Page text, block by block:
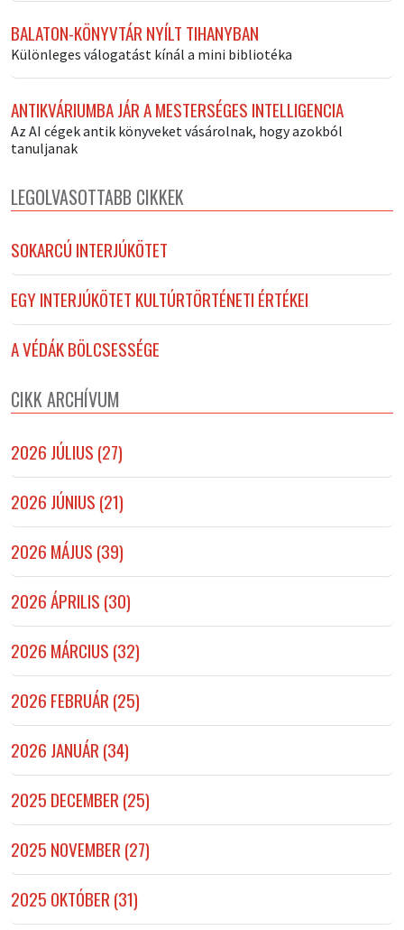
BALATON-KÖNYVTÁR NYÍLT TIHANYBAN
Különleges válogatást kínál a mini bibliotéka
ANTIKVÁRIUMBA JÁR A MESTERSÉGES INTELLIGENCIA
Az AI cégek antik könyveket vásárolnak, hogy azokból
tanuljanak
LEGOLVASOTTABB CIKKEK
SOKARCÚ INTERJÚKÖTET
EGY INTERJÚKÖTET KULTÚRTÖRTÉNETI ÉRTÉKEI
A VÉDÁK BÖLCSESSÉGE
CIKK ARCHÍVUM
2026 JÚLIUS (27)
2026 JÚNIUS (21)
2026 MÁJUS (39)
2026 ÁPRILIS (30)
2026 MÁRCIUS (32)
2026 FEBRUÁR (25)
2026 JANUÁR (34)
2025 DECEMBER (25)
2025 NOVEMBER (27)
2025 OKTÓBER (31)